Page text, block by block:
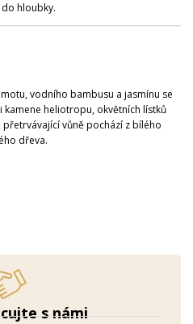
s námi
hloubky.
vodního bambusu a jasmínu se
kamene heliotropu, okvětních lístků
vůně pochází z bílého
dřeva.